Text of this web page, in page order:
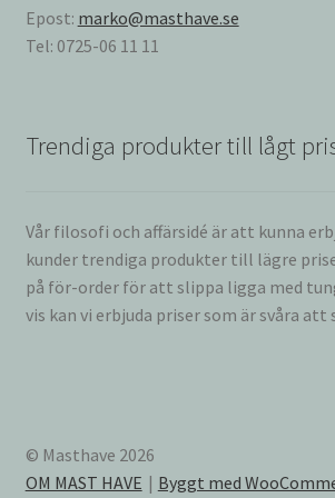
Epost: marko@masthave.se
Tel: 0725-06 11 11
Trendiga produkter till lågt
Vår filosofi och affärsidé är att kunna
kunder trendiga produkter till lägre
på för-order för att slippa ligga med
vis kan vi erbjuda priser som är svåra att
© Masthave 2026
OM MAST HAVE
Byggt med